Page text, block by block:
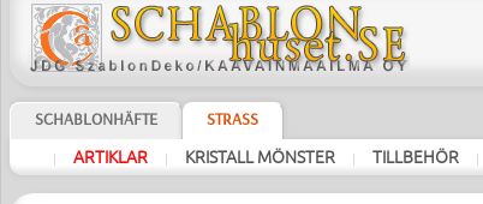
SCHABLONHÄFTE STRASS
| ARTIKLAR | KRISTALL MÖNSTER | TILLBEHÖR |